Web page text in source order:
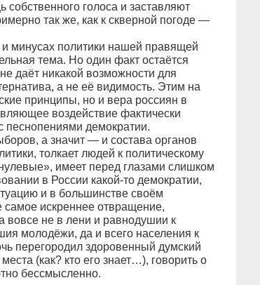
голоса и заставляют
так же, как к скверной погоде —
минусах политики нашей правящей
тема. Но один факт остаётся
даёт никакой возможности для
а не её видимость. Этим на
принципы, но и вера россиян в
воздействие фактически
песнопениями демократии.
а значит — и состава органов
толкает людей к политическому
имеет перед глазами слишком
в России какой-то демократии,
и в большинстве своём
самое искреннее отвращение,
вовсе не в лени и равнодушии к
молодёжи, да и всего населения к
перегородил здоровенный думский
(как? кто его знает…), говорить о
бессмысленно.